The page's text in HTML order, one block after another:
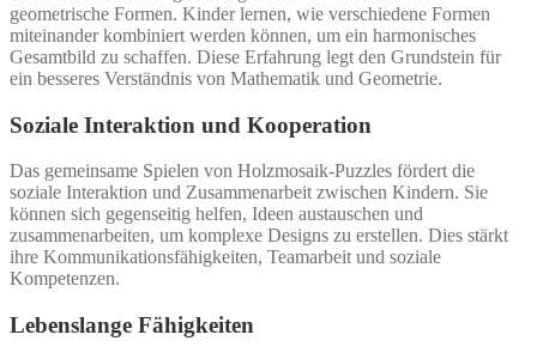
geometrische Formen. Kinder lernen, wie verschiedene Formen
miteinander kombiniert werden können, um ein harmonisches
Gesamtbild zu schaffen. Diese Erfahrung legt den Grundstein für
ein besseres Verständnis von Mathematik und Geometrie.
Soziale Interaktion und Kooperation
Das gemeinsame Spielen von Holzmosaik-Puzzles fördert die
soziale Interaktion und Zusammenarbeit zwischen Kindern. Sie
können sich gegenseitig helfen, Ideen austauschen und
zusammenarbeiten, um komplexe Designs zu erstellen. Dies stärkt
ihre Kommunikationsfähigkeiten, Teamarbeit und soziale
Kompetenzen.
Lebenslange Fähigkeiten